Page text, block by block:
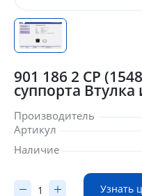
901 186 2 CP
суппорта
Производитель
Артикул
Наличие
Узнать